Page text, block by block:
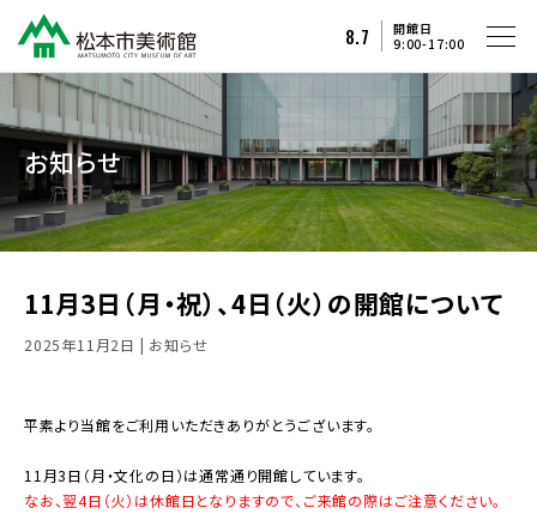
8.7
開館日
9:00-17:00
お知らせ
11月3日（月・祝）、4日（火）の開館について
2025年11月2日 | お知らせ
平素より当館をご利用いただきありがとうございます。
11月3日（月・文化の日）は通常通り開館しています。
なお、翌4日（火）は休館日となりますので、ご来館の際はご注意ください。